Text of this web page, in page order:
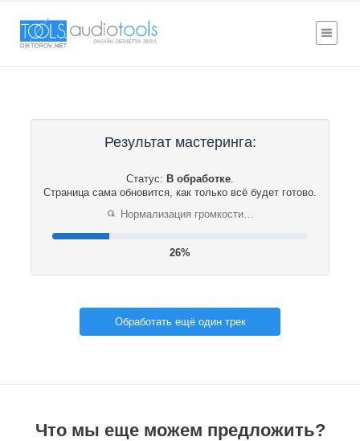
Результат мастеринга:
Статус: В обработке.
Страница сама обновится, как только всё будет готово.
⟳ Нормализация громкости…
26%
Обработать ещё один трек
Что мы еще можем предложить?